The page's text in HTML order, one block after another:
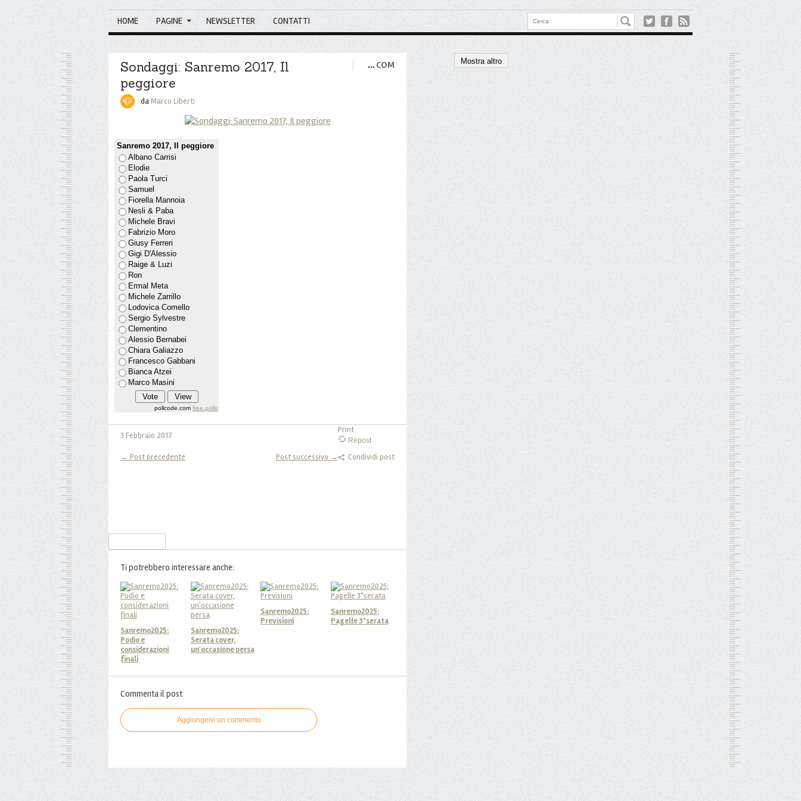
HOME PAGINE NEWSLETTER CONTATTI
Sondaggi: Sanremo 2017, Il
peggiore
… COM
daMarco Liberti
Sanremo 2017, Il peggiore
Albano Carrisi
Elodie
Paola Turci
Samuel
Fiorella Mannoia
Nesli & Paba
Michele Bravi
Fabrizio Moro
Giusy Ferreri
Gigi D'Alessio
Raige & Luzi
Ron
Ermal Meta
Michele Zarrillo
Lodovica Comello
Sergio Sylvestre
Clementino
Alessio Bernabei
Chiara Galiazzo
Francesco Gabbani
Bianca Atzei
Marco Masini
pollcode.com free polls
3 Febbraio 2017
Print
Repost
Condividi post
← Post precedente Post successivo →
Ti potrebbero interessare anche:
Sanremo2025:
Podio e
considerazioni
finali
Sanremo2025:
Serata cover,
un'occasione persa
Sanremo2025:
Previsioni
Sanremo2025:
Pagelle 3°serata
Commenta il post
Aggiungere un commento
Mostra altro